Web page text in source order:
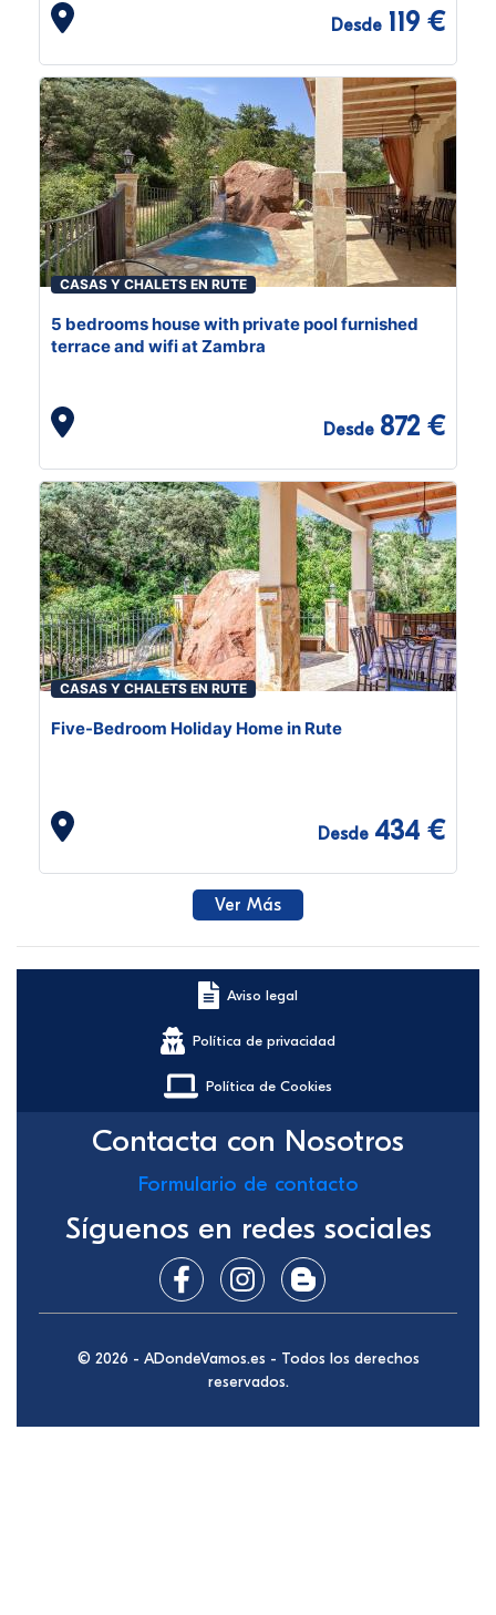
Desde 119 €
CASAS Y CHALETS EN RUTE
5 bedrooms house with private pool furnished
terrace and wifi at Zambra
Desde 872 €
CASAS Y CHALETS EN RUTE
Five-Bedroom Holiday Home in Rute
Desde 434 €
Ver Más
Aviso legal
Política de privacidad
Política de Cookies
Contacta con Nosotros
Formulario de contacto
Síguenos en redes sociales
© 2026 - ADondeVamos.es - Todos los derechos
reservados.